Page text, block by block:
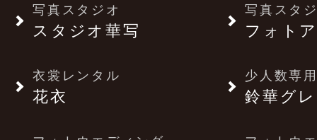
写真スタジオ
スタジオ華写
写真スタ
フォト
衣裳レンタル
花衣
少人数専
鈴華グ